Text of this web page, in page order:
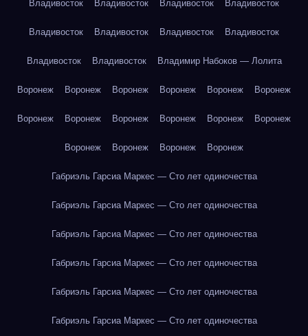
Владивосток Владивосток Владивосток Владивосток
Владивосток Владивосток Владивосток Владивосток
Владивосток Владивосток Владимир Набоков — Лолита
Воронеж Воронеж Воронеж Воронеж Воронеж Воронеж
Воронеж Воронеж Воронеж Воронеж Воронеж Воронеж
Воронеж Воронеж Воронеж Воронеж
Габриэль Гарсиа Маркес — Сто лет одиночества
Габриэль Гарсиа Маркес — Сто лет одиночества
Габриэль Гарсиа Маркес — Сто лет одиночества
Габриэль Гарсиа Маркес — Сто лет одиночества
Габриэль Гарсиа Маркес — Сто лет одиночества
Габриэль Гарсиа Маркес — Сто лет одиночества